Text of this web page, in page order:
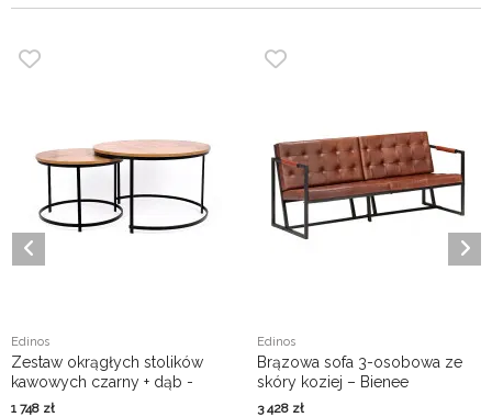
Edinos
Zestaw okrągłych stolików
kawowych czarny + dąb -
Eloise
1 748 zł
Edinos
Brązowa sofa 3-osobowa ze
skóry koziej – Bienee
3 428 zł